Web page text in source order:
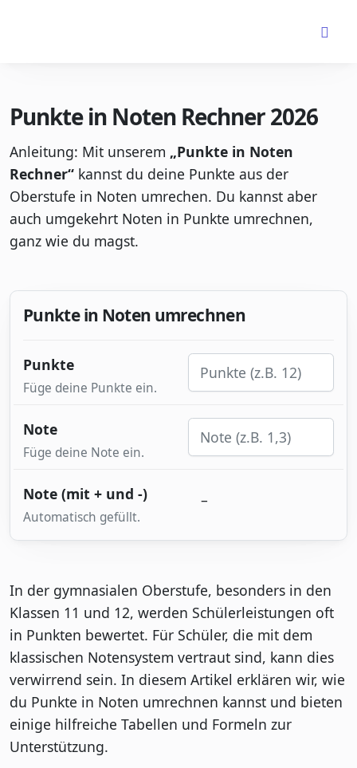
Punkte in Noten Rechner 2026
Anleitung: Mit unserem „Punkte in Noten
Rechner“ kannst du deine Punkte aus der
Oberstufe in Noten umrechen. Du kannst aber
auch umgekehrt Noten in Punkte umrechnen,
ganz wie du magst.
Punkte in Noten umrechnen
Punkte
Füge deine Punkte ein.
Note
Füge deine Note ein.
Note (mit + und -)
Automatisch gefüllt.
–
In der gymnasialen Oberstufe, besonders in den
Klassen 11 und 12, werden Schülerleistungen oft
in Punkten bewertet. Für Schüler, die mit dem
klassischen Notensystem vertraut sind, kann dies
verwirrend sein. In diesem Artikel erklären wir, wie
du Punkte in Noten umrechnen kannst und bieten
einige hilfreiche Tabellen und Formeln zur
Unterstützung.